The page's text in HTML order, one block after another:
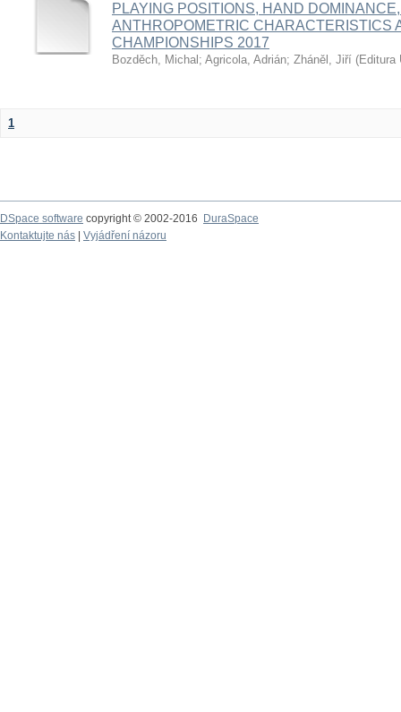
PLAYING POSITIONS, HAND
ANTHROPOMETRIC CHARACTERISTICS
CHAMPIONSHIPS 2017
Bozděch, Michal ; Agricola, Adrián; Zháněl, Jiří (Editura
1
DSpace software copyright © 2002-2016
DuraSpace
Kontaktujte nás
Vyjádření názoru